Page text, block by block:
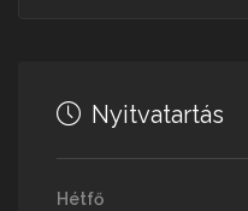
Nyitvatartás
Hétfő